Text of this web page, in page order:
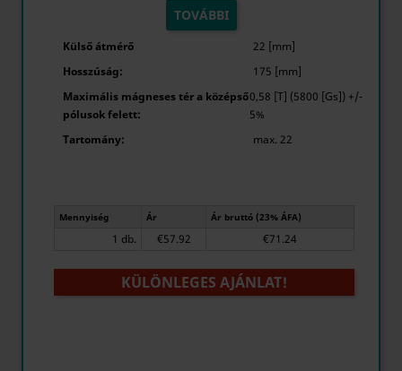
TOVÁBBI
Külső átmérő
22 [mm]
Hosszúság:
175 [mm]
Maximális mágneses tér a középső
pólusok felett:
0,58 [T] (5800 [Gs]) +/-
5%
Tartomány:
max. 22
Mennyiség Ár Ár bruttó (23% ÁFA)
1 db. €57.92 €71.24
KÜLÖNLEGES AJÁNLAT!